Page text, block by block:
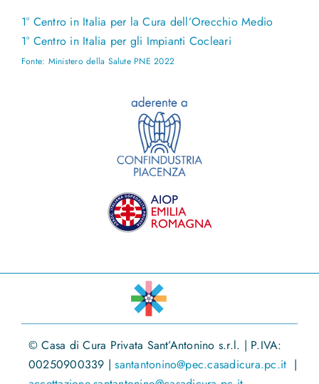
1° Centro in Italia per la Cura dell’Orecchio Medio
1° Centro in Italia per gli Impianti Cocleari
Fonte: Ministero della Salute PNE 2022
© Casa di Cura Privata Sant’Antonino s.r.l. | P.IVA:
00250900339 |santantonino@pec.casadicura.pc.it |